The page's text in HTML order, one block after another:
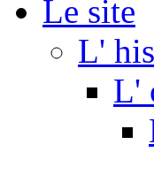
Le site
L'
L'